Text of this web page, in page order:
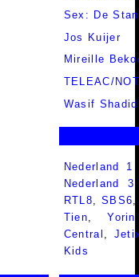
Sex: De
Jos Kuijer
Mireille
TELEAC/NOT
Wasif Shadid
Nederland
Nederland
RTL8,SBS6
Tien,Yorin
Central ,
Kids